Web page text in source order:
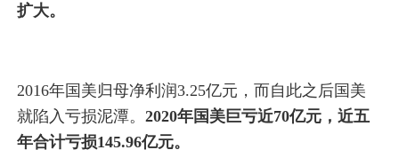
扩大。
2016年国美归母净利润3.25亿元，而自此之后国美
就陷入亏损泥潭。2020年国美巨亏近70亿元，近五
年合计亏损145.96亿元。